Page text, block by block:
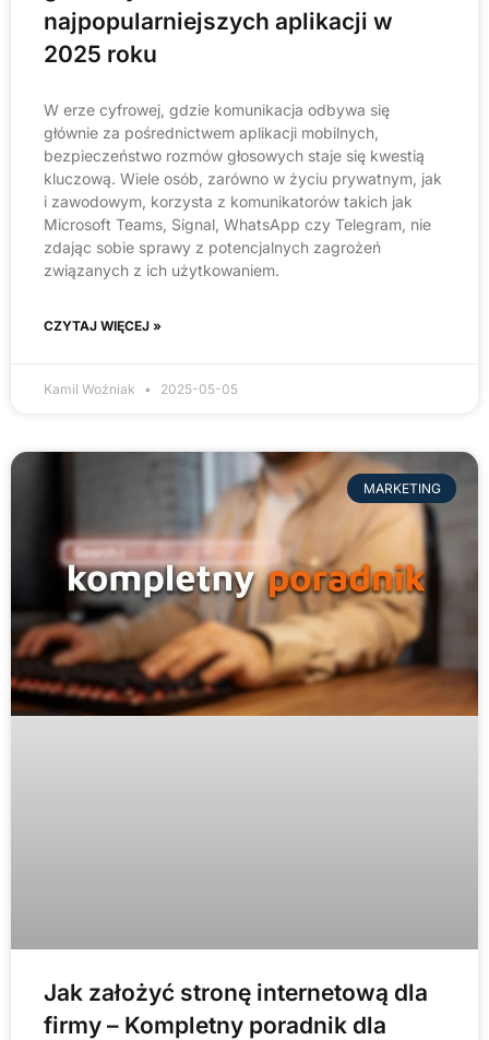
najpopularniejszych aplikacji w
2025 roku
W erze cyfrowej, gdzie komunikacja odbywa się
głównie za pośrednictwem aplikacji mobilnych,
bezpieczeństwo rozmów głosowych staje się kwestią
kluczową. Wiele osób, zarówno w życiu prywatnym, jak
i zawodowym, korzysta z komunikatorów takich jak
Microsoft Teams, Signal, WhatsApp czy Telegram, nie
zdając sobie sprawy z potencjalnych zagrożeń
związanych z ich użytkowaniem.
CZYTAJ WIĘCEJ »
Kamil Woźniak 2025-05-05
MARKETING
Jak założyć stronę internetową dla
firmy – Kompletny poradnik dla